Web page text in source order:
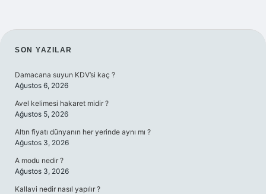
SIDEBAR
SON YAZILAR
Damacana suyun KDV’si kaç ?
Ağustos 6, 2026
Avel kelimesi hakaret midir ?
Ağustos 5, 2026
Altın fiyatı dünyanın her yerinde aynı mı ?
Ağustos 3, 2026
A modu nedir ?
Ağustos 3, 2026
Kallavi nedir nasıl yapılır ?